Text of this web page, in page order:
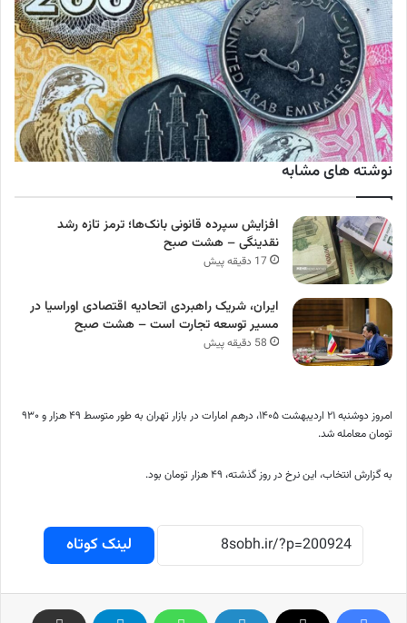
نوشته های مشابه
افزایش سپرده قانونی بانک‌ها؛ ترمز تازه رشد
نقدینگی – هشت صبح
17 دقیقه پیش
ایران، شریک راهبردی اتحادیه اقتصادی اوراسیا در
مسیر توسعه تجارت است – هشت صبح
58 دقیقه پیش
امروز دوشنبه ۲۱ اردیبهشت ۱۴۰۵، درهم امارات در بازار تهران به طور متوسط ۴۹ هزار و ۹۳۰
تومان معامله شد.
به گزارش انتخاب، این نرخ در روز گذشته، ۴۹ هزار تومان بود.
لینک کوتاه